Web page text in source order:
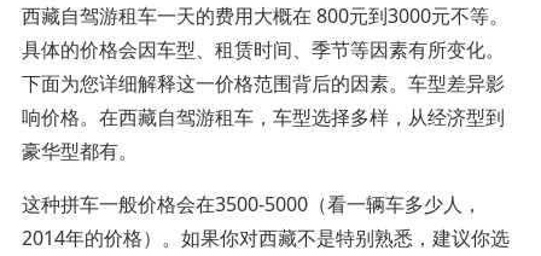
西藏自驾游租车一天的费用大概在 800元到3000元不等。
具体的价格会因车型、租赁时间、季节等因素有所变化。
下面为您详细解释这一价格范围背后的因素。车型差异影
响价格。在西藏自驾游租车，车型选择多样，从经济型到
豪华型都有。
这种拼车一般价格会在3500-5000（看一辆车多少人，
2014年的价格）。如果你对西藏不是特别熟悉，建议你选